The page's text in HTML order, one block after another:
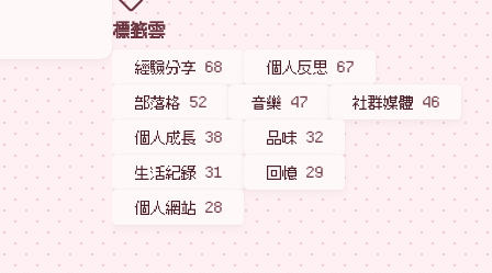
標籤雲
經驗分享 68 個人反思 67
部落格 52 音樂 47 社群媒體 46
個人成長 38 品味 32
生活紀錄 31 回憶 29
個人網站 28